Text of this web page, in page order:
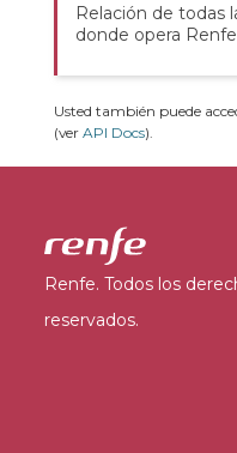
Relación de todas
donde opera
Usted también puede
(ver API Docs).
Renfe. Todos los
reservados.